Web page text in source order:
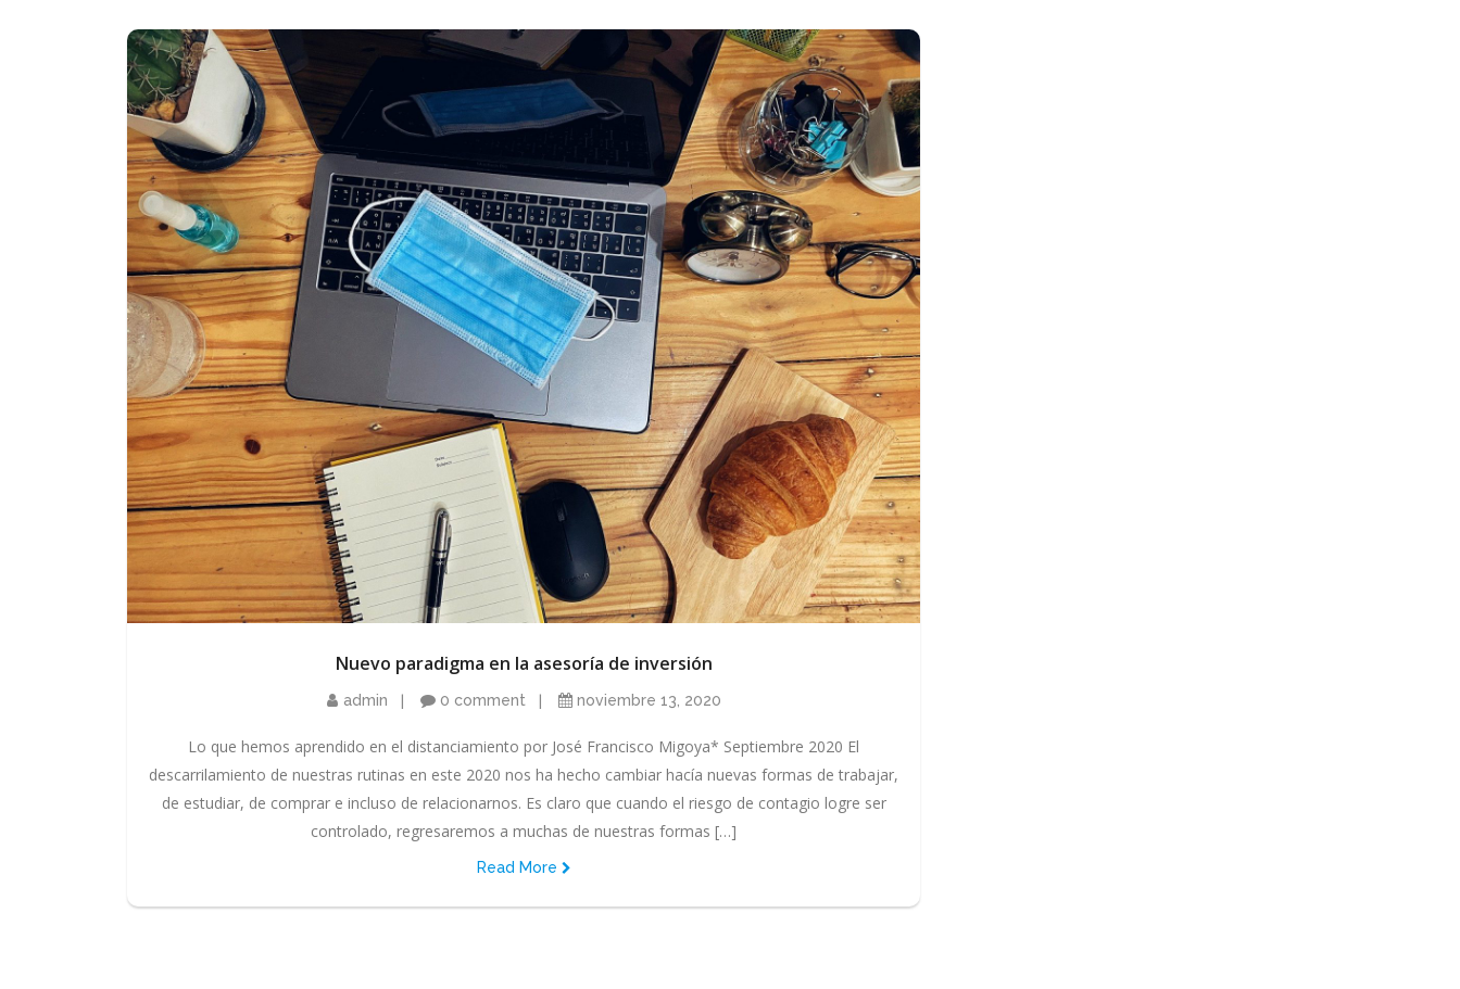
Nuevo paradigma en la asesoría de inversión
admin 0 comment noviembre 13, 2020
Lo que hemos aprendido en el distanciamiento por José Francisco Migoya* Septiembre 2020 El
descarrilamiento de nuestras rutinas en este 2020 nos ha hecho cambiar hacía nuevas formas de trabajar,
de estudiar, de comprar e incluso de relacionarnos. Es claro que cuando el riesgo de contagio logre ser
controlado, regresaremos a muchas de nuestras formas […]
Read More